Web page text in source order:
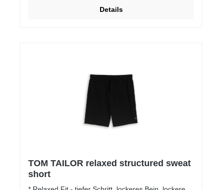
Details
TOM TAILOR relaxed structured sweat
short